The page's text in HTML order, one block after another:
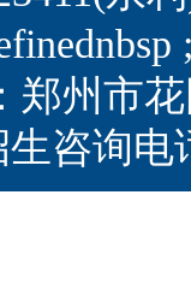
郑州市
生咨询电